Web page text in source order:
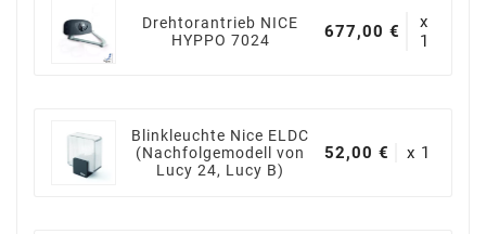
Drehtorantrieb NICE
HYPPO 7024
677,00 €
x
1
Blinkleuchte Nice ELDC
(Nachfolgemodell von
Lucy 24, Lucy B)
52,00 € x 1